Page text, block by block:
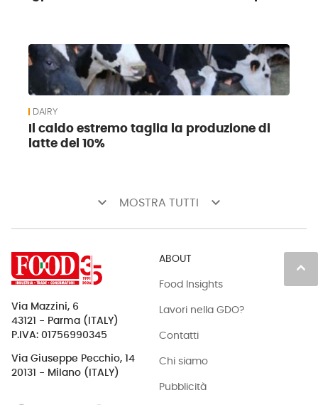
DAIRY
Il caldo estremo taglia la produzione di
latte del 10%
keyboard_arrow_down MOSTRA TUTTI keyboard_arrow_down
keyboard_arrow_up
Via Mazzini, 6
43121 - Parma (ITALY)
P.IVA: 01756990345
Via Giuseppe Pecchio, 14
20131 - Milano (ITALY)
ABOUT
Food Insights
Lavori nella GDO?
Contatti
Chi siamo
Pubblicità